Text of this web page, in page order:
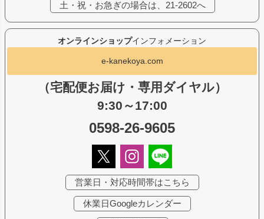
オンラインショップインフォメーション
e-kanekoya.com
（宅配便お届け・専用ダイヤル）
9:30～17:00
0598-26-9605
営業日・対応時間帯はこちら
休業日Googleカレンダー
土・祝・お急ぎの場合は、21-2602へ